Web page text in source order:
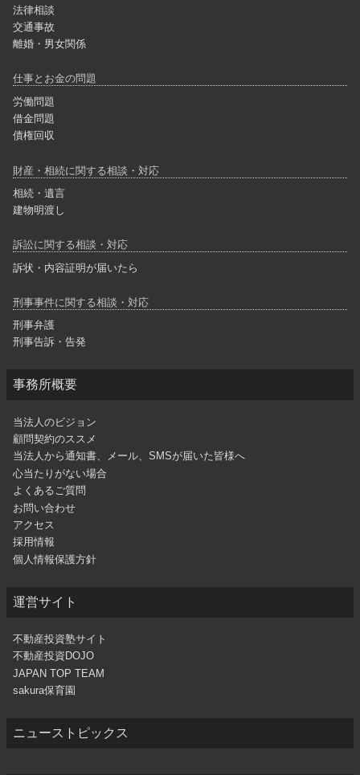
法律相談
交通事故
離婚・男女関係
仕事とお金の問題
労働問題
借金問題
債権回収
財産・相続に関する相談・対応
相続・遺言
建物明渡し
訴訟に関する相談・対応
訴状・内容証明が届いたら
刑事事件に関する相談・対応
刑事弁護
刑事告訴・告発
事務所概要
当法人のビジョン
顧問契約のススメ
当法人から通知書、メール、SMSが届いた皆様へ
心当たりがない場合
よくあるご質問
お問い合わせ
アクセス
採用情報
個人情報保護方針
運営サイト
不動産投資塾サイト
不動産投資DOJO
JAPAN TOP TEAM
sakura保育園
ニューストピックス